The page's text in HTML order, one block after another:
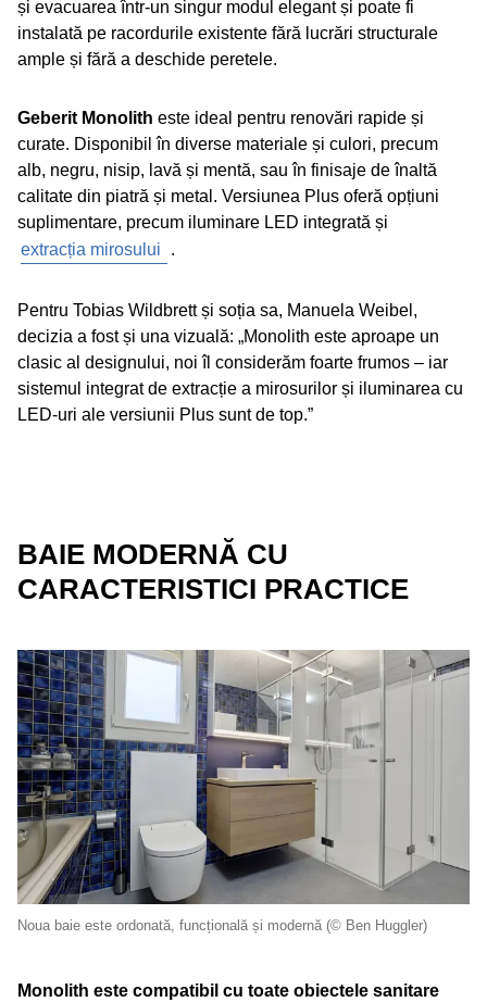
și evacuarea într-un singur modul elegant și poate fi
instalată pe racordurile existente fără lucrări structurale
ample și fără a deschide peretele.
Geberit Monolith este ideal pentru renovări rapide și
curate. Disponibil în diverse materiale și culori, precum
alb, negru, nisip, lavă și mentă, sau în finisaje de înaltă
calitate din piatră și metal. Versiunea Plus oferă opțiuni
suplimentare, precum iluminare LED integrată și
extracția mirosului
.
Pentru Tobias Wildbrett și soția sa, Manuela Weibel,
decizia a fost și una vizuală: „Monolith este aproape un
clasic al designului, noi îl considerăm foarte frumos – iar
sistemul integrat de extracție a mirosurilor și iluminarea cu
LED-uri ale versiunii Plus sunt de top.”
BAIE MODERNĂ CU
CARACTERISTICI PRACTICE
Noua baie este ordonată, funcțională și modernă (© Ben Huggler)
Monolith este compatibil cu toate obiectele sanitare